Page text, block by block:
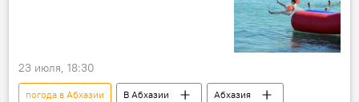
23 июля, 18:30
погода в Абхазии В Абхазии Абхазия